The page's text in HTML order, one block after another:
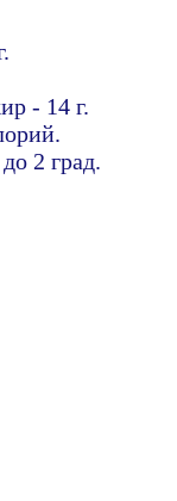
- 14 г.
2 град.